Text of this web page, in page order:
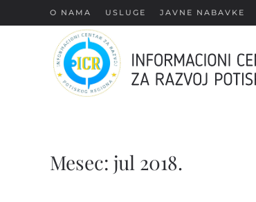
content
О NAMA USLUGE JAVNE NABAVKE
Mesec: jul 2018.